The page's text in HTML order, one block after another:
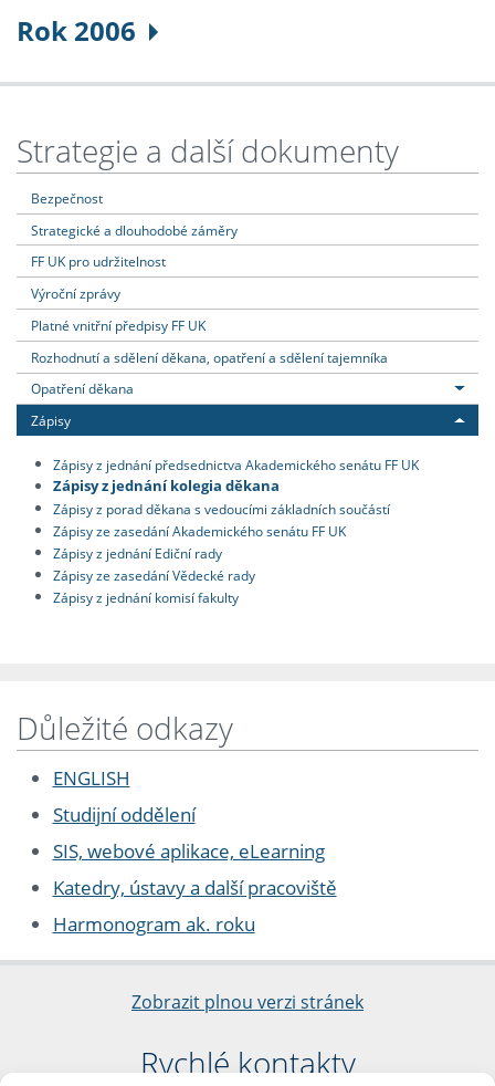
Rok 2006
Strategie a další dokumenty
Bezpečnost
Strategické a dlouhodobé záměry
FF UK pro udržitelnost
Výroční zprávy
Platné vnitřní předpisy FF UK
Rozhodnutí a sdělení děkana, opatření a sdělení tajemníka
Opatření děkana
Zápisy
Zápisy z jednání předsednictva Akademického senátu FF UK
Zápisy z jednání kolegia děkana
Zápisy z porad děkana s vedoucími základních součástí
Zápisy ze zasedání Akademického senátu FF UK
Zápisy z jednání Ediční rady
Zápisy ze zasedání Vědecké rady
Zápisy z jednání komisí fakulty
Důležité odkazy
ENGLISH
Studijní oddělení
SIS, webové aplikace, eLearning
Katedry, ústavy a další pracoviště
Harmonogram ak. roku
Zobrazit plnou verzi stránek
Rychlé kontakty